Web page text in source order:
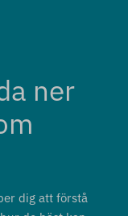
ner
dig att förstå